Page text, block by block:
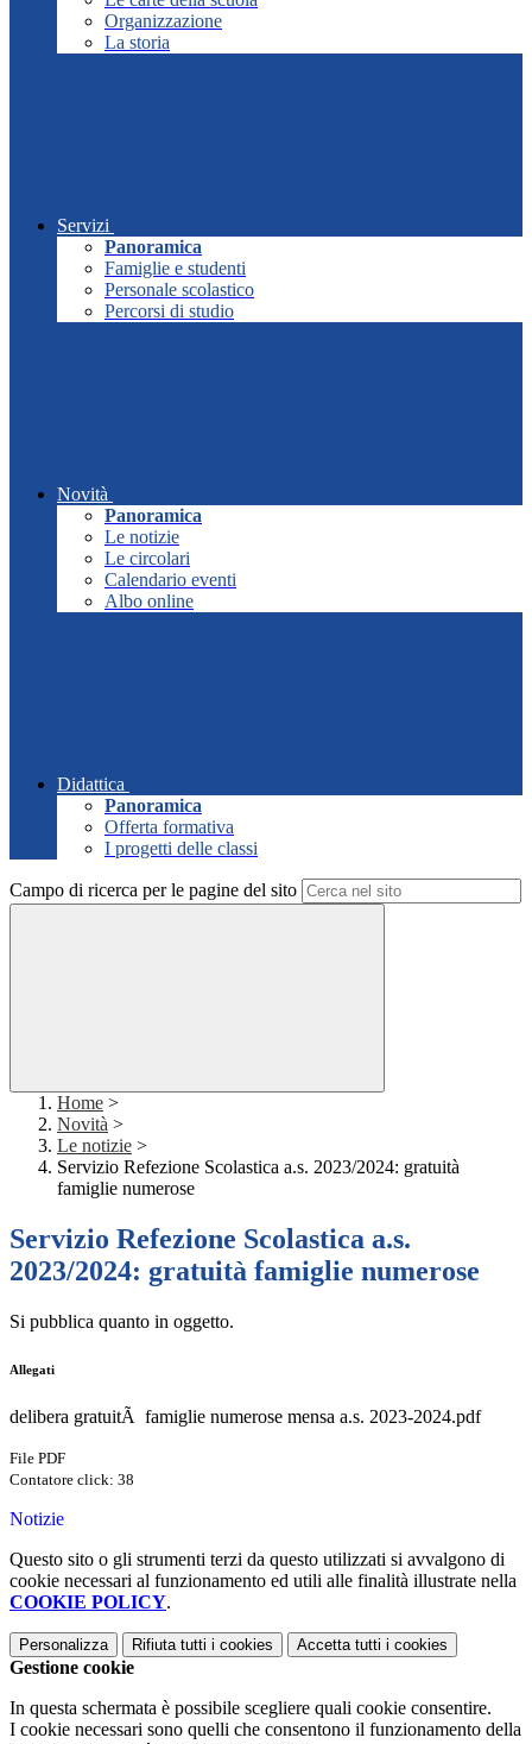
Organizzazione
La storia
Servizi
Panoramica
Famiglie e studenti
Personale scolastico
Percorsi di studio
Novità
Panoramica
Le notizie
Le circolari
Calendario eventi
Albo online
Didattica
Panoramica
Offerta formativa
I progetti delle classi
Campo di ricerca per le pagine del sito
Home >
Novità >
Le notizie >
Servizio Refezione Scolastica a.s. 2023/2024: gratuità
famiglie numerose
Servizio Refezione Scolastica a.s.
2023/2024: gratuità famiglie numerose
Si pubblica quanto in oggetto.
Allegati
delibera gratuitÃ famiglie numerose mensa a.s. 2023-2024.pdf
File PDF
Contatore click: 38
Notizie
Questo sito o gli strumenti terzi da questo utilizzati si avvalgono di
cookie necessari al funzionamento ed utili alle finalità illustrate nella
COOKIE POLICY.
Personalizza Rifiuta tutti i cookies Accetta tutti i cookies
Gestione cookie
In questa schermata è possibile scegliere quali cookie consentire.
I cookie necessari sono quelli che consentono il funzionamento della